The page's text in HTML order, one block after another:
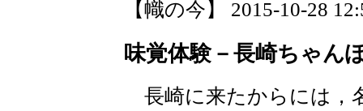
【幟の今】 2015-10-28
味覚体験－長崎ちゃん
長崎に来たからには，